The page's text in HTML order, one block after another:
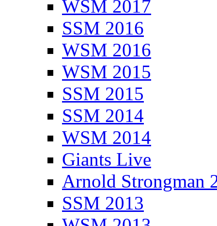
WSM 2017
SSM 2016
WSM 2016
WSM 2015
SSM 2015
SSM 2014
WSM 2014
Giants Live
Arnold Strongman
SSM 2013